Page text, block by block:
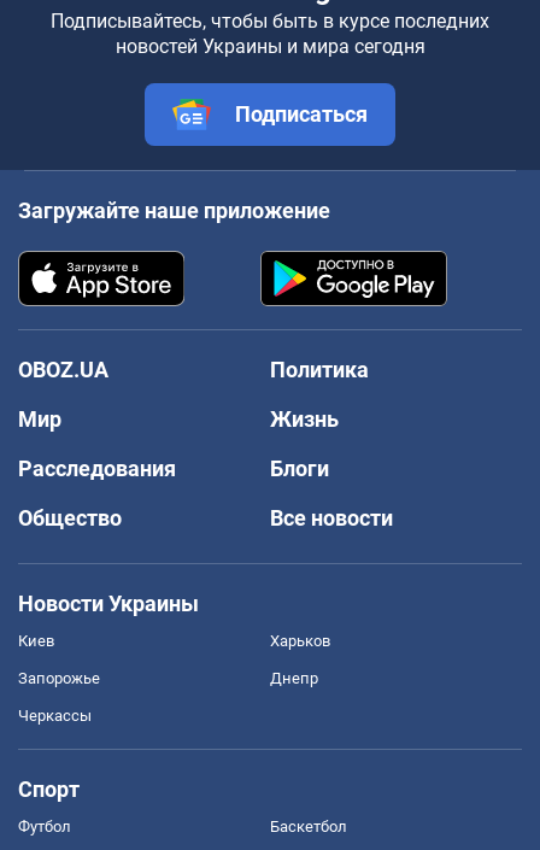
Подписывайтесь, чтобы быть в курсе последних
новостей Украины и мира сегодня
Подписаться
Загружайте наше приложение
OBOZ.UA
Политика
Мир
Жизнь
Расследования
Блоги
Общество
Все новости
Новости Украины
Киев Харьков
Запорожье Днепр
Черкассы
Спорт
Футбол Баскетбол